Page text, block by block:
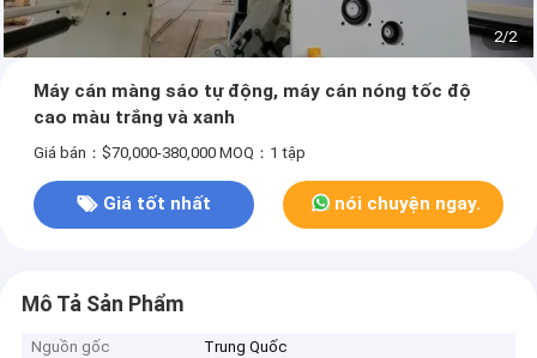
2/2
Máy cán màng sáo tự động, máy cán nóng tốc độ
cao màu trắng và xanh
Giá bán：$70,000-380,000 MOQ：1 tập
Giá tốt nhất nói chuyện ngay.
Mô Tả Sản Phẩm
Nguồn gốc
Trung Quốc